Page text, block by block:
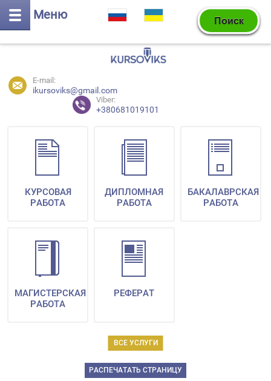
Меню
E-mail:
ikursoviks@gmail.com
Viber:
+380681019101
ВСЕ УСЛУГИ
КУРСОВАЯ
РАБОТА
ДИПЛОМНАЯ
РАБОТА
БАКАЛАВРСКАЯ
РАБОТА
МАГИСТЕРСКАЯ
РАБОТА
РЕФЕРАТ
РАСПЕЧАТАТЬ СТРАНИЦУ